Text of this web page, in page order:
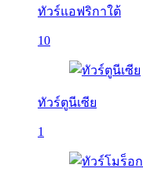
ทัวร์แอฟริกาใต้
10
ทัวร์ตูนีเซีย
1